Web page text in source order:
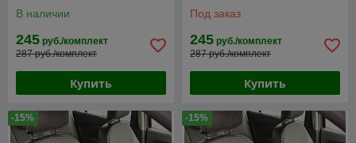
В наличии
245 руб./комплект
287 руб./комплект
Купить
Под заказ
245 руб./комплект
287 руб./комплект
Купить
-15% -15%